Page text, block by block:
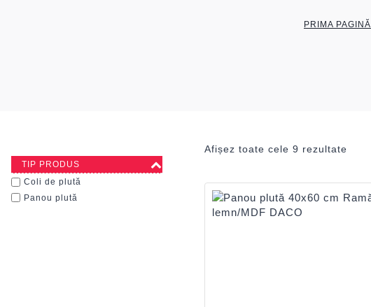
PRIMA PAGINĂ
Afișez toate cele 9 rezultate
TIP PRODUS
Coli de plută
Panou plută